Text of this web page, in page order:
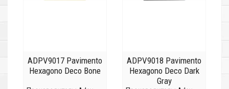
ADPV9017 Pavimento
Hexagono Deco Bone
ADPV9018 Pavimento
Hexagono Deco Dark
Gray